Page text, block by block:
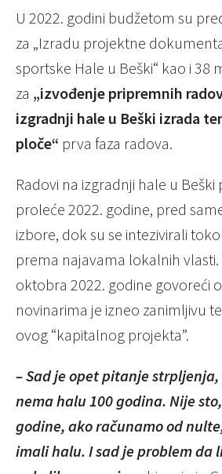
U 2022. godini budžetom su
za „Izradu projektne
sportske Hale u Beški“ kao i 38
za „izvođenje pripremnih
izgradnji hale u Beški izrada
ploče“ prva faza radova.
Radovi na izgradnji hale u Beški
proleće 2022. godine, pred
izbore, dok su se intezivirali
prema najavama lokalnih vlasti.
oktobra 2022. godine govoreći
novinarima je izneo zanimljivu
ovog “kapitalnog projekta”.
– Sad je opet pitanje
nema halu 100 godina. Nije
godine, ako računamo od
imali halu. I sad je problem da